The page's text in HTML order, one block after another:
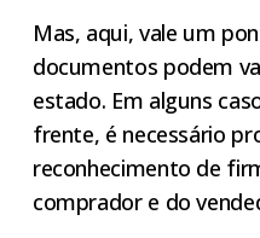
Mas, aqui, vale um
documentos podem
estado. Em alguns
frente, é necessário
reconhecimento de
comprador e do